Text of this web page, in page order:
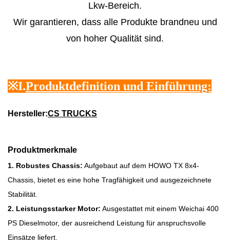
Lkw-Bereich.
Wir garantieren, dass alle Produkte brandneu und
von hoher Qualität sind.
※I.Produktdefinition und Einführung:
Hersteller:CS TRUCKS
Produktmerkmale
1. Robustes Chassis: Aufgebaut auf dem HOWO TX 8x4-
Chassis, bietet es eine hohe Tragfähigkeit und ausgezeichnete
Stabilität.
2. Leistungsstarker Motor: Ausgestattet mit einem Weichai 400
PS Dieselmotor, der ausreichend Leistung für anspruchsvolle
Einsätze liefert.